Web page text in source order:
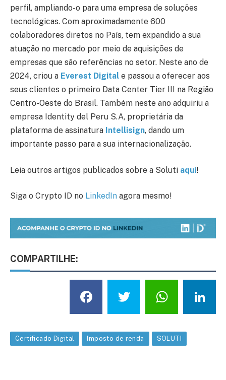
perfil, ampliando-o para uma empresa de soluções
tecnológicas. Com aproximadamente 600
colaboradores diretos no País, tem expandido a sua
atuação no mercado por meio de aquisições de
empresas que são referências no setor. Neste ano de
2024, criou a Everest Digital e passou a oferecer aos
seus clientes o primeiro Data Center Tier III na Região
Centro-Oeste do Brasil. Também neste ano adquiriu a
empresa Identity del Peru S.A, proprietária da
plataforma de assinatura Intellisign, dando um
importante passo para a sua internacionalização.
Leia outros artigos publicados sobre a Soluti aqui!
Siga o Crypto ID no LinkedIn agora mesmo!
COMPARTILHE:
Facebook
Twitter
Certificado Digital Imposto de renda SOLUTI